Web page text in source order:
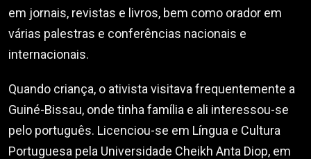
em jornais, revistas e livros, bem como orador em
várias palestras e conferências nacionais e
internacionais.
Quando criança, o ativista visitava frequentemente a
Guiné-Bissau, onde tinha família e ali interessou-se
pelo português. Licenciou-se em Língua e Cultura
Portuguesa pela Universidade Cheikh Anta Diop, em